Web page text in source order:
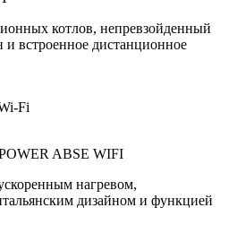
котлов, непревзойденный
и встроенное дистанционное
Fi
ABSE WIFI
нагревом,
дизайном и функцией